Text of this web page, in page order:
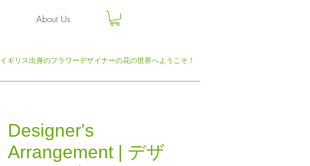
About Us
イギリス出身のフラワーデザイナーの花の世界へようこそ！
Designer's
Arrangement | デザ